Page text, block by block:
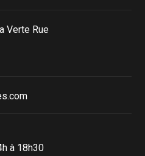
Verte Rue
à 18h30